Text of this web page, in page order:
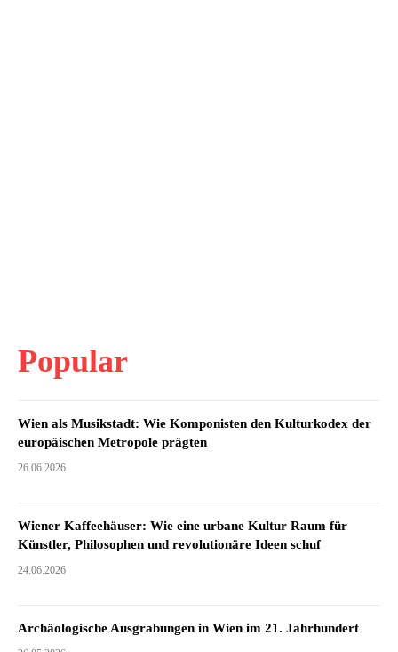
Popular
Wien als Musikstadt: Wie Komponisten den Kulturkodex der
europäischen Metropole prägten
26.06.2026
Wiener Kaffeehäuser: Wie eine urbane Kultur Raum für
Künstler, Philosophen und revolutionäre Ideen schuf
24.06.2026
Archäologische Ausgrabungen in Wien im 21. Jahrhundert